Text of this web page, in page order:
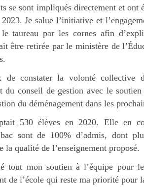
se sont impliqués directement et ont
Je salue l’initiative et
taureau par les cornes afin
être retirée par le ministère de
de constater la volonté collective
du conseil de gestion avec le soutien
du déménagement dans les
530 élèves en 2020. Elle en
sont de 100% d’admis, dont
la qualité de l’enseignement proposé.
tout mon soutien à l’équipe pour
de l’école qui reste ma priorité pour